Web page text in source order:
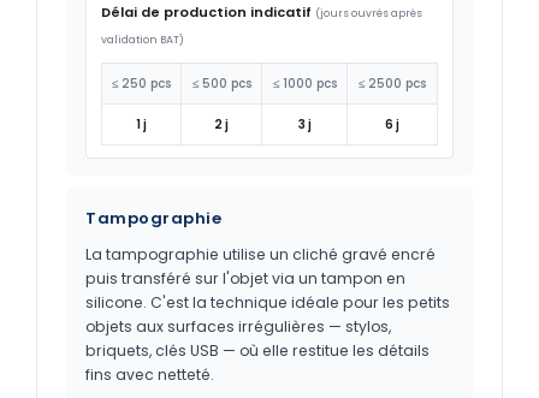
Délai de production indicatif (jours ouvrés après
validation BAT)
≤ 250 pcs ≤ 500 pcs ≤ 1000 pcs ≤ 2500 pcs
1 j 2 j 3 j 6 j
Tampographie
La tampographie utilise un cliché gravé encré
puis transféré sur l'objet via un tampon en
silicone. C'est la technique idéale pour les petits
objets aux surfaces irrégulières — stylos,
briquets, clés USB — où elle restitue les détails
fins avec netteté.